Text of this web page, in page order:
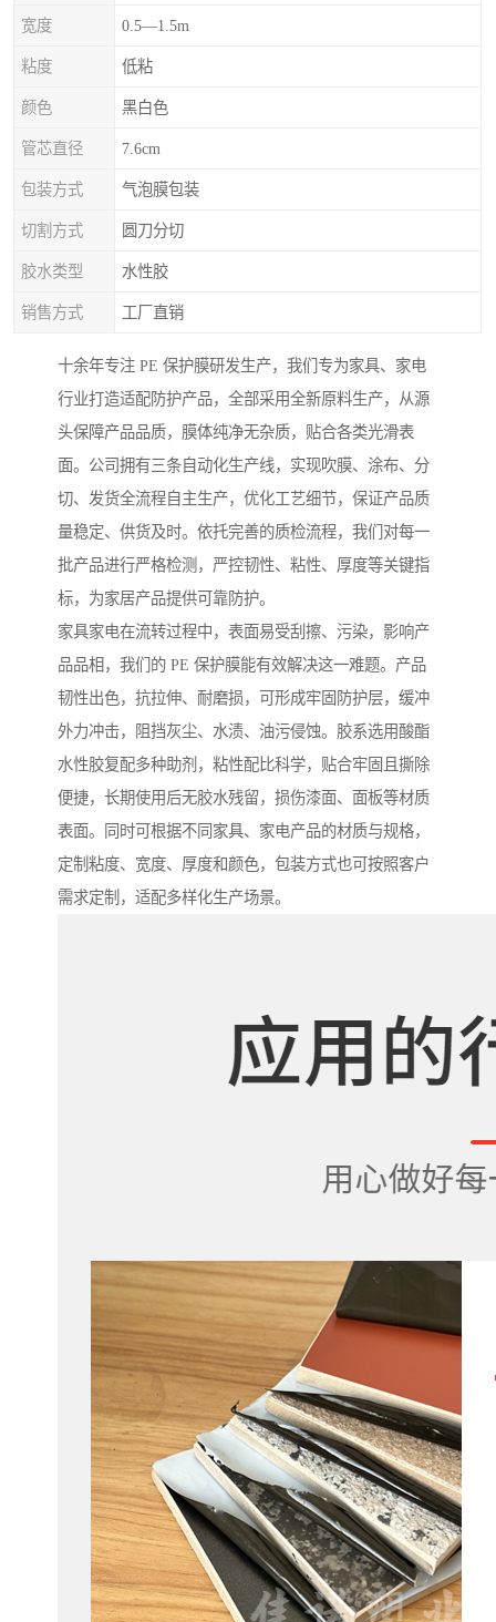
宽度 0.5—1.5m
粘度 低粘
颜色 黑白色
管芯直径 7.6cm
包装方式 气泡膜包装
切割方式 圆刀分切
胶水类型 水性胶
销售方式 工厂直销
十余年专注 PE 保护膜研发生产，我们专为家具、家电
行业打造适配防护产品，全部采用全新原料生产，从源
头保障产品品质，膜体纯净无杂质，贴合各类光滑表
面。公司拥有三条自动化生产线，实现吹膜、涂布、分
切、发货全流程自主生产，优化工艺细节，保证产品质
量稳定、供货及时。依托完善的质检流程，我们对每一
批产品进行严格检测，严控韧性、粘性、厚度等关键指
标，为家居产品提供可靠防护。
家具家电在流转过程中，表面易受刮擦、污染，影响产
品品相，我们的 PE 保护膜能有效解决这一难题。产品
韧性出色，抗拉伸、耐磨损，可形成牢固防护层，缓冲
外力冲击，阻挡灰尘、水渍、油污侵蚀。胶系选用酸酯
水性胶复配多种助剂，粘性配比科学，贴合牢固且撕除
便捷，长期使用后无胶水残留，损伤漆面、面板等材质
表面。同时可根据不同家具、家电产品的材质与规格，
定制粘度、宽度、厚度和颜色，包装方式也可按照客户
需求定制，适配多样化生产场景。